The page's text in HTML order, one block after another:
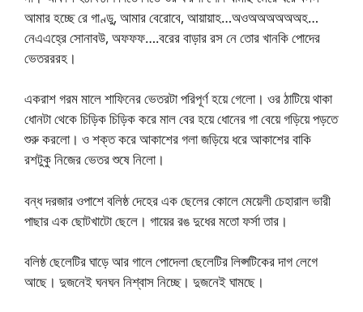
আমার হচ্ছে রে গাণ্ডু, আমার বেরোবে, আয়ায়াহ…অওঅঅঅঅঅঅহ…
নেএএহ্রে সোনাবউ, অফফফ….বরের বাড়ার রস নে তোর খানকি পোদের
ভেতরররহ।
একরাশ গরম মালে শাফিনের ভেতরটা পরিপূর্ণ হয়ে গেলো। ওর ঠাটিয়ে থাকা
ধোনটা থেকে চিড়িক চিড়িক করে মাল বের হয়ে ধোনের গা বেয়ে গড়িয়ে পড়তে
শুরু করলো। ও শক্ত করে আকাশের গলা জড়িয়ে ধরে আকাশের বাকি
রশটুকু নিজের ভেতর শুষে নিলো।
বন্ধ দরজার ওপাশে বলিষ্ঠ দেহের এক ছেলের কোলে মেয়েলী চেহারাল ভারী
পাছার এক ছোটখাটো ছেলে। গায়ের রঙ দুধের মতো ফর্সা তার।
বলিষ্ঠ ছেলেটির ঘাড়ে আর গালে পোদেলা ছেলেটির লিপ্সটিকের দাগ লেগে
আছে। দুজনেই ঘনঘন নিশ্বাস নিচ্ছে। দুজনেই ঘামছে।